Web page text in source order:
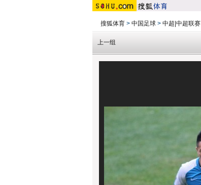
搜狐体育 > 中国足球 > 中超|中超联赛
上一组